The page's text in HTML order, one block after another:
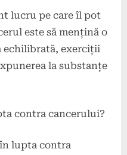
lucru pe care îl pot
este să mențină o
echilibrată, exerciții
la substanțe
contra cancerului?
lupta contra